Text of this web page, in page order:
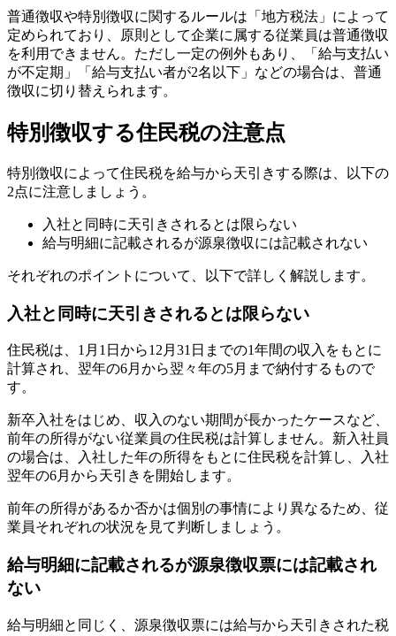
普通徴収や特別徴収に関するルールは「地方税法」によって
定められており、原則として企業に属する従業員は普通徴収
を利用できません。ただし一定の例外もあり、「給与支払い
が不定期」「給与支払い者が2名以下」などの場合は、普通
徴収に切り替えられます。
特別徴収する住民税の注意点
特別徴収によって住民税を給与から天引きする際は、以下の
2点に注意しましょう。
入社と同時に天引きされるとは限らない
給与明細に記載されるが源泉徴収には記載されない
それぞれのポイントについて、以下で詳しく解説します。
入社と同時に天引きされるとは限らない
住民税は、1月1日から12月31日までの1年間の収入をもとに
計算され、翌年の6月から翌々年の5月まで納付するもので
す。
新卒入社をはじめ、収入のない期間が長かったケースなど、
前年の所得がない従業員の住民税は計算しません。新入社員
の場合は、入社した年の所得をもとに住民税を計算し、入社
翌年の6月から天引きを開始します。
前年の所得があるか否かは個別の事情により異なるため、従
業員それぞれの状況を見て判断しましょう。
給与明細に記載されるが源泉徴収票には記載され
ない
給与明細と同じく、源泉徴収票には給与から天引きされた税